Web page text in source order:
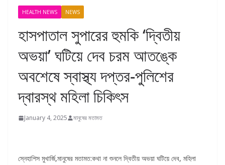
HEALTH NEWS NEWS
হাসপাতাল সুপারের হুমকি ‘দ্বিতীয়
অভয়া’ ঘটিয়ে দেব চরম আতঙ্কে
অবশেষে স্বাস্থ্য দপ্তর-পুলিশের
দ্বারস্থ মহিলা চিকিৎস
January 4, 2025 মানুষের মতামত
স্নেহাশিস মুখার্জি,মানুষের মতামত:কথা না শুনলে দ্বিতীয় অভয়া ঘটিয়ে দেব, মহিলা